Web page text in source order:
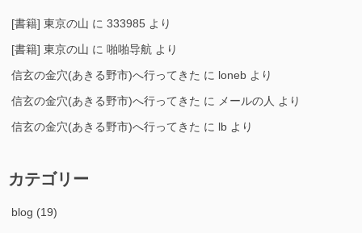
[書籍] 東京の山 に 333985 より
[書籍] 東京の山 に 啪啪导航 より
信玄の金穴(あきる野市)へ行ってきた に loneb より
信玄の金穴(あきる野市)へ行ってきた に メールの人 より
信玄の金穴(あきる野市)へ行ってきた に lb より
カテゴリー
blog (19)